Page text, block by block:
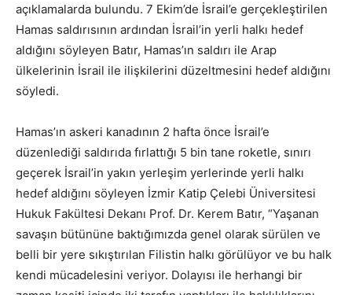
açıklamalarda bulundu. 7 Ekim’de İsrail’e gerçekleştirilen
Hamas saldırısının ardından İsrail’in yerli halkı hedef
aldığını söyleyen Batır, Hamas’ın saldırı ile Arap
ülkelerinin İsrail ile ilişkilerini düzeltmesini hedef aldığını
söyledi.
Hamas’ın askeri kanadının 2 hafta önce İsrail’e
düzenlediği saldırıda fırlattığı 5 bin tane roketle, sınırı
geçerek İsrail’in yakın yerleşim yerlerinde yerli halkı
hedef aldığını söyleyen İzmir Katip Çelebi Üniversitesi
Hukuk Fakültesi Dekanı Prof. Dr. Kerem Batır, “Yaşanan
savaşın bütününe baktığımızda genel olarak sürülen ve
belli bir yere sıkıştırılan Filistin halkı görülüyor ve bu halk
kendi mücadelesini veriyor. Dolayısı ile herhangi bir